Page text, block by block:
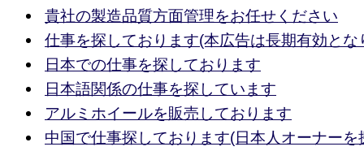
貴社の製造品質方面管理をお任せください
仕事を探しております(本広告は長期有効とな
日本での仕事を探しております
日本語関係の仕事を探しています
アルミホイールを販売しております
中国で仕事探しております(日本人オーナー